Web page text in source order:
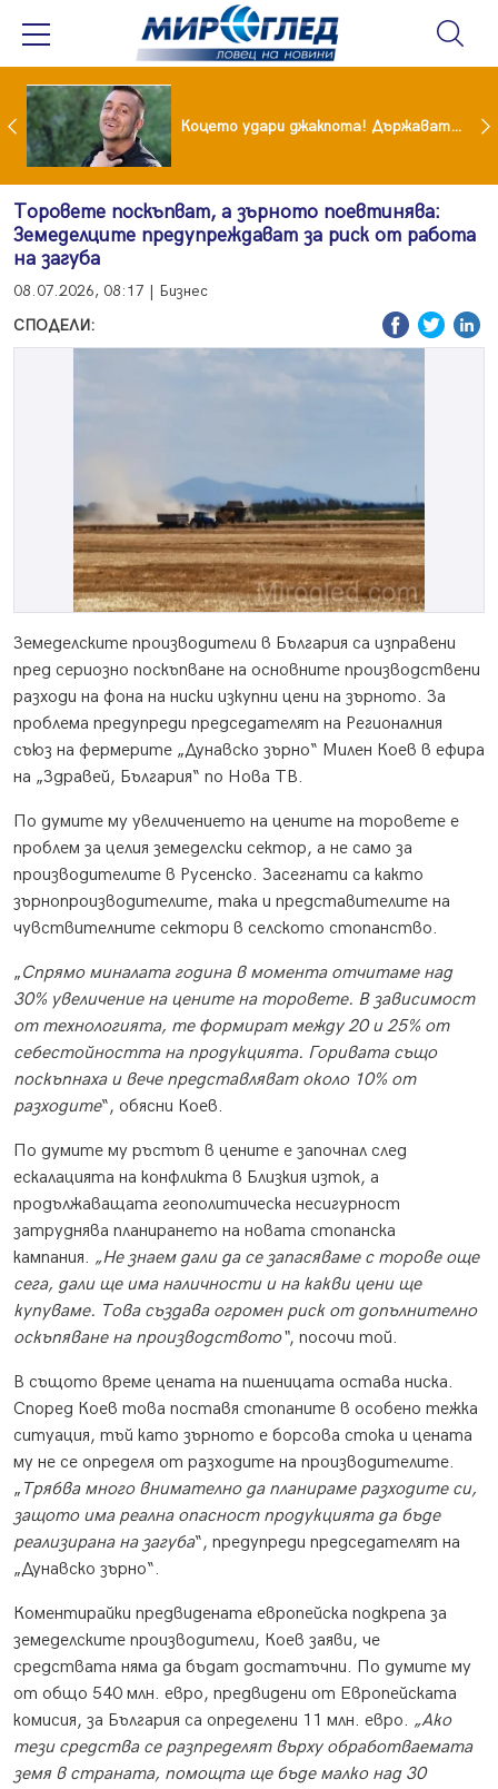
Тишина преди бурята! Защо Саня Армутлиева продължава да мълчи за раздялата с Дара? Коцето удари джакпота! Държавата му плаща 95 000 евро
Торовете поскъпват, а зърното поевтинява:
Земеделците предупреждават за риск от работа
на загуба
08.07.2026, 08:17 | Бизнес
СПОДЕЛИ:
Земеделските производители в България са изправени
пред сериозно поскъпване на основните производствени
разходи на фона на ниски изкупни цени на зърното. За
проблема предупреди председателят на Регионалния
съюз на фермерите „Дунавско зърно“ Милен Коев в ефира
на „Здравей, България“ по Нова ТВ.
По думите му увеличението на цените на торовете е
проблем за целия земеделски сектор, а не само за
производителите в Русенско. Засегнати са както
зърнопроизводителите, така и представителите на
чувствителните сектори в селското стопанство.
„Спрямо миналата година в момента отчитаме над
30% увеличение на цените на торовете. В зависимост
от технологията, те формират между 20 и 25% от
себестойността на продукцията. Горивата също
поскъпнаха и вече представляват около 10% от
разходите“, обясни Коев.
По думите му ръстът в цените е започнал след
ескалацията на конфликта в Близкия изток, а
продължаващата геополитическа несигурност
затруднява планирането на новата стопанска
кампания. „Не знаем дали да се запасяваме с торове още
сега, дали ще има наличности и на какви цени ще
купуваме. Това създава огромен риск от допълнително
оскъпяване на производството“, посочи той.
В същото време цената на пшеницата остава ниска.
Според Коев това поставя стопаните в особено тежка
ситуация, тъй като зърното е борсова стока и цената
му не се определя от разходите на производителите.
„ Трябва много внимателно да планираме разходите си,
защото има реална опасност продукцията да бъде
реализирана на загуба“, предупреди председателят на
„Дунавско зърно“.
Коментирайки предвидената европейска подкрепа за
земеделските производители, Коев заяви, че
средствата няма да бъдат достатъчни. По думите му
от общо 540 млн. евро, предвидени от Европейската
комисия, за България са определени 11 млн. евро. „Ако
тези средства се разпределят върху обработваемата
земя в страната, помощта ще бъде малко над 30